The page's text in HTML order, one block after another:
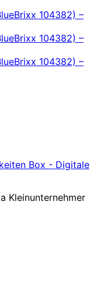
104382) –
104382) –
104382) –
Box - Digitale
Kleinunternehmer